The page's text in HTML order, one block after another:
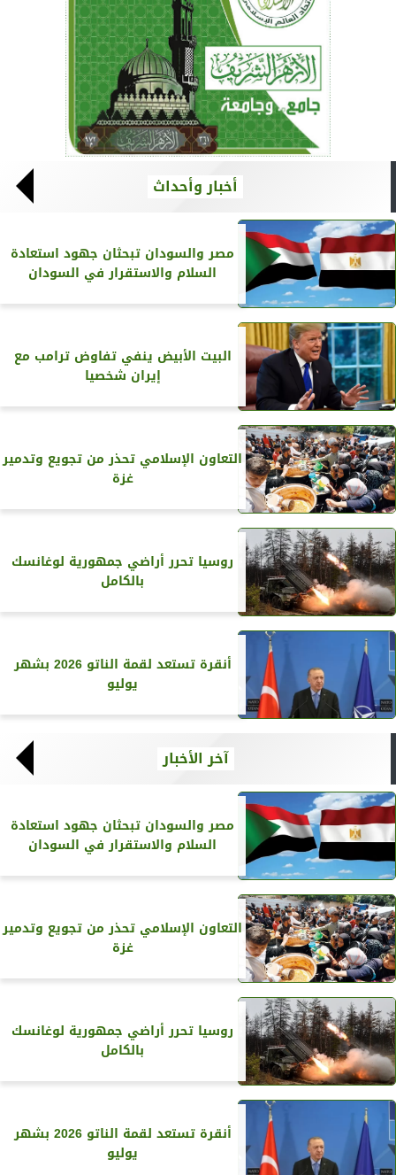
أخبار وأحداث
مصر والسودان تبحثان جهود استعادة
السلام والاستقرار في السودان
البيت الأبيض ينفي تفاوض ترامب مع
إيران شخصيا
التعاون الإسلامي تحذر من تجويع وتدمير
غزة
روسيا تحرر أراضي جمهورية لوغانسك
بالكامل
أنقرة تستعد لقمة الناتو 2026 بشهر
يوليو
آخر الأخبار
مصر والسودان تبحثان جهود استعادة
السلام والاستقرار في السودان
التعاون الإسلامي تحذر من تجويع وتدمير
غزة
روسيا تحرر أراضي جمهورية لوغانسك
بالكامل
أنقرة تستعد لقمة الناتو 2026 بشهر
يوليو